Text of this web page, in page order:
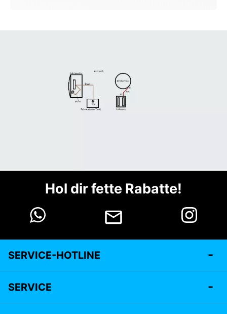
Hol dir fette Rabatte!
SERVICE-HOTLINE
SERVICE